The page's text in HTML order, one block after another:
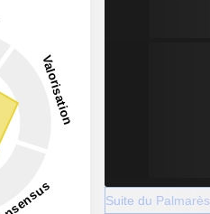
Suite du Palmarès